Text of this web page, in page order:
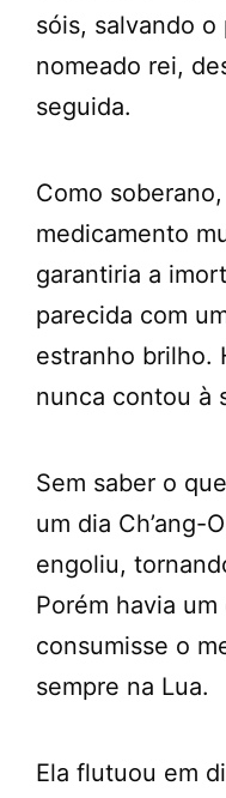
sóis, salvando
nomeado rei,
seguida.
Como
medicamento
garantiria a
parecida com
estranho brilho.
nunca contou à
Sem saber o
um dia Ch’ang-
engoliu,
Porém havia
consumisse o
sempre na Lua.
Ela flutuou em